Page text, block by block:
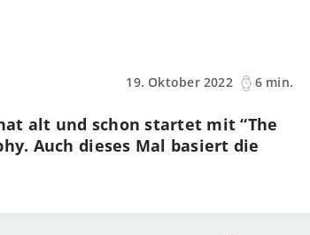
19. Oktober 2022
6 min.
alt und schon startet mit“The
Auch dieses Mal basiert die